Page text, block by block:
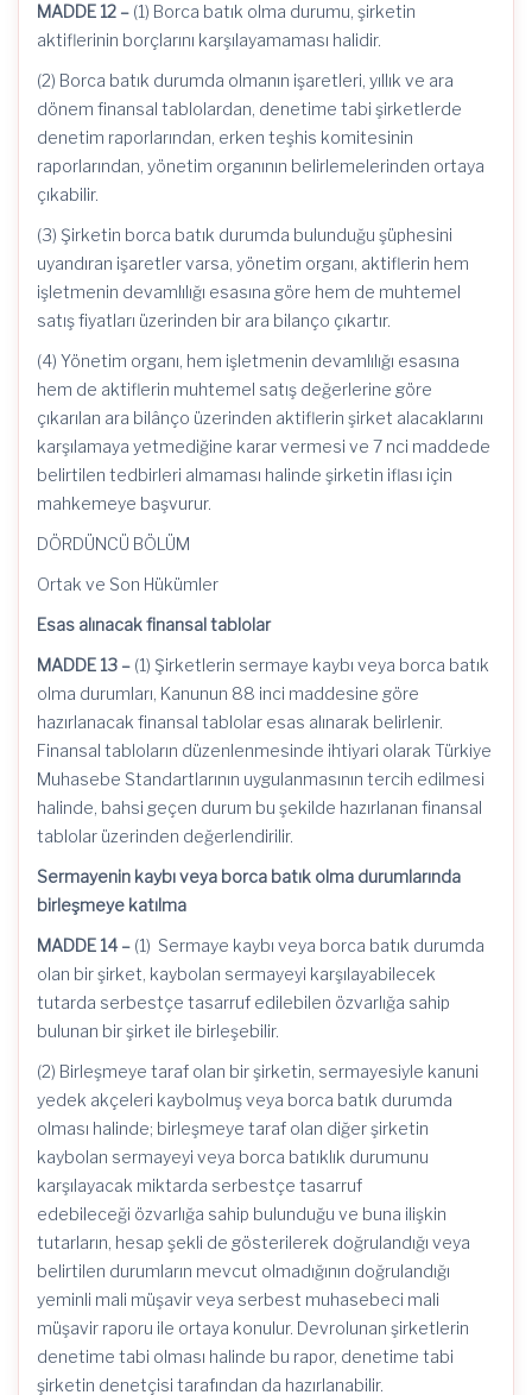
MADDE 12 – (1) Borca batık olma durumu, şirketin
aktiflerinin borçlarını karşılayamaması halidir.
(2) Borca batık durumda olmanın işaretleri, yıllık ve ara
dönem finansal tablolardan, denetime tabi şirketlerde
denetim raporlarından, erken teşhis komitesinin
raporlarından, yönetim organının belirlemelerinden ortaya
çıkabilir.
(3) Şirketin borca batık durumda bulunduğu şüphesini
uyandıran işaretler varsa, yönetim organı, aktiflerin hem
işletmenin devamlılığı esasına göre hem de muhtemel
satış fiyatları üzerinden bir ara bilanço çıkartır.
(4) Yönetim organı, hem işletmenin devamlılığı esasına
hem de aktiflerin muhtemel satış değerlerine göre
çıkarılan ara bilânço üzerinden aktiflerin şirket alacaklarını
karşılamaya yetmediğine karar vermesi ve 7 nci maddede
belirtilen tedbirleri almaması halinde şirketin iflası için
mahkemeye başvurur.
DÖRDÜNCÜ BÖLÜM
Ortak ve Son Hükümler
Esas alınacak finansal tablolar
MADDE 13 – (1) Şirketlerin sermaye kaybı veya borca batık
olma durumları, Kanunun 88 inci maddesine göre
hazırlanacak finansal tablolar esas alınarak belirlenir.
Finansal tabloların düzenlenmesinde ihtiyari olarak Türkiye
Muhasebe Standartlarının uygulanmasının tercih edilmesi
halinde, bahsi geçen durum bu şekilde hazırlanan finansal
tablolar üzerinden değerlendirilir.
Sermayenin kaybı veya borca batık olma durumlarında
birleşmeye katılma
MADDE 14 – (1) Sermaye kaybı veya borca batık durumda
olan bir şirket, kaybolan sermayeyi karşılayabilecek
tutarda serbestçe tasarruf edilebilen özvarlığa sahip
bulunan bir şirket ile birleşebilir.
(2) Birleşmeye taraf olan bir şirketin, sermayesiyle kanuni
yedek akçeleri kaybolmuş veya borca batık durumda
olması halinde; birleşmeye taraf olan diğer şirketin
kaybolan sermayeyi veya borca batıklık durumunu
karşılayacak miktarda serbestçe tasarruf
edebileceği özvarlığa sahip bulunduğu ve buna ilişkin
tutarların, hesap şekli de gösterilerek doğrulandığı veya
belirtilen durumların mevcut olmadığının doğrulandığı
yeminli mali müşavir veya serbest muhasebeci mali
müşavir raporu ile ortaya konulur. Devrolunan şirketlerin
denetime tabi olması halinde bu rapor, denetime tabi
şirketin denetçisi tarafından da hazırlanabilir.